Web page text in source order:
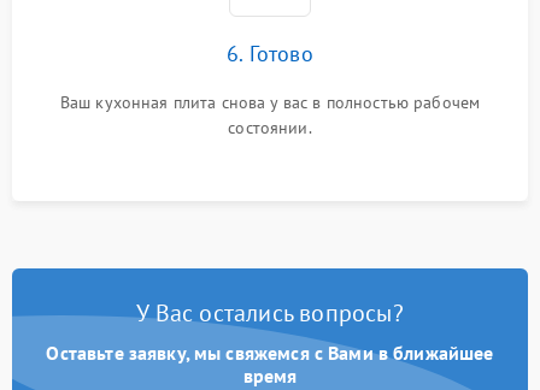
6. Готово
Ваш кухонная плита снова у вас в полностью рабочем
состоянии.
У Вас остались вопросы?
Оставьте заявку, мы свяжемся с Вами в ближайшее
время